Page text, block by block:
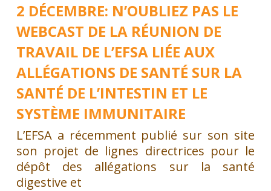
2 DÉCEMBRE: N’OUBLIEZ PAS LE
WEBCAST DE LA RÉUNION DE
TRAVAIL DE L’EFSA LIÉE AUX
ALLÉGATIONS DE SANTÉ SUR LA
SANTÉ DE L’INTESTIN ET LE
SYSTÈME IMMUNITAIRE
L’EFSA a récemment publié sur son site
son projet de lignes directrices pour le
dépôt des allégations sur la santé
digestive et